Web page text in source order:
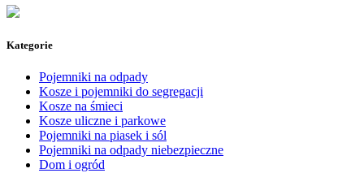
Kategorie
Pojemniki na odpady
Kosze i pojemniki do segregacji
Kosze na śmieci
Kosze uliczne i parkowe
Pojemniki na piasek i sól
Pojemniki na odpady niebezpieczne
Dom i ogród